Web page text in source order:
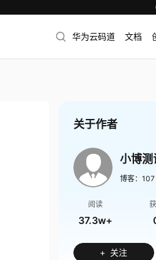
华为云码道 文档
关于作者
小博测
博客： 107
阅读
37.3w+
+ 关注